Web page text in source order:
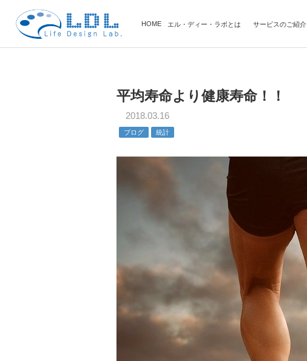
HOME エル・ディー・ラボとは サービスのご紹介
平均寿命より健康寿命！！
2018.03.16
ブログ 統計